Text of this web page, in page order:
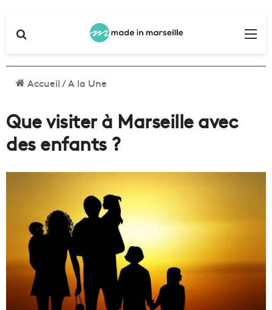
Accueil/A la Une
Que visiter à Marseille avec
des enfants ?